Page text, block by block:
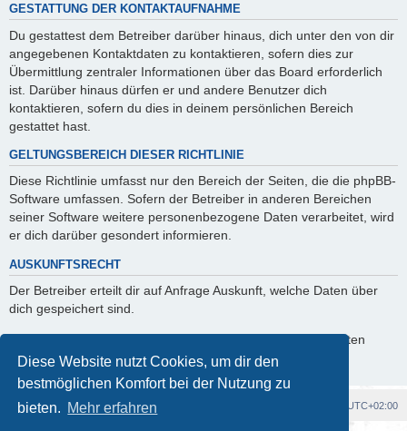
Diese Website nutzt Cookies, um dir den
bestmöglichen Komfort bei der Nutzung zu
bieten. Mehr erfahren
GESTATTUNG DER KONTAKTAUFNAHME
Du gestattest dem Betreiber darüber hinaus, dich unter den von dir
angegebenen Kontaktdaten zu kontaktieren, sofern dies zur
Übermittlung zentraler Informationen über das Board erforderlich
ist. Darüber hinaus dürfen er und andere Benutzer dich
kontaktieren, sofern du dies in deinem persönlichen Bereich
gestattet hast.
GELTUNGSBEREICH DIESER RICHTLINIE
Diese Richtlinie umfasst nur den Bereich der Seiten, die die phpBB-
Software umfassen. Sofern der Betreiber in anderen Bereichen
seiner Software weitere personenbezogene Daten verarbeitet, wird
er dich darüber gesondert informieren.
AUSKUNFTSRECHT
Der Betreiber erteilt dir auf Anfrage Auskunft, welche Daten über
dich gespeichert sind.
Du kannst jederzeit die Löschung bzw. Sperrung deiner Daten
verlangen. Kontaktiere hierzu bitte den Betreiber.
Foren-Übersicht UTC+02:00